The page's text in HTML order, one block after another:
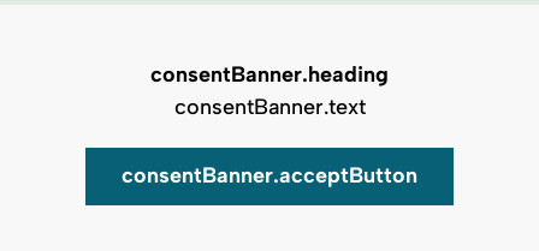
consentBanner.heading
consentBanner.text
consentBanner.acceptButton